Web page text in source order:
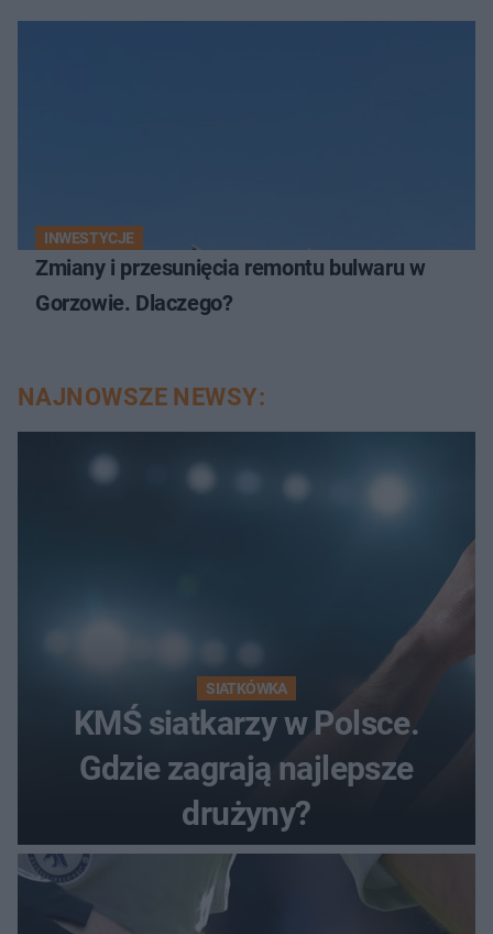
INWESTYCJE
Zmiany i przesunięcia remontu bulwaru w
Gorzowie. Dlaczego?
NAJNOWSZE NEWSY:
SIATKÓWKA
KMŚ siatkarzy w Polsce.
Gdzie zagrają najlepsze
drużyny?